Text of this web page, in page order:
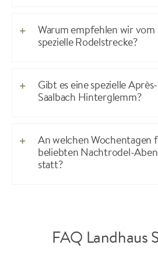
Warum empfehlen wir vom
spezielle Rodelstrecke?
Gibt es eine spezielle
Saalbach Hinterglemm?
An welchen Wochentagen
beliebten Nachtrodel-
statt?
FAQ Landhaus